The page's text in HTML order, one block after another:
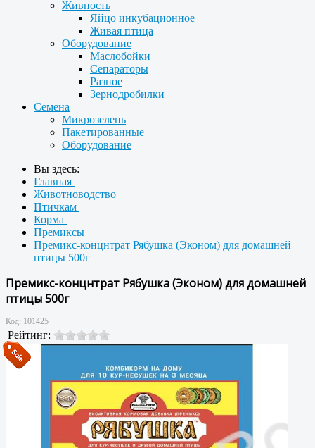
Живность
Яйцо инкубационное
Живая птица
Оборудование
Маслобойки
Сепараторы
Разное
Зернодробилки
Семена
Микрозелень
Пакетированные
Оборудование
Вы здесь:
Главная
Животноводство
Птичкам
Корма
Премиксы
Премикс-концнтрат Рябушка (Эконом) для домашней
птицы 500г
Премикс-концнтрат Рябушка (Эконом) для домашней
птицы 500г
Код: 101425
Рейтинг: